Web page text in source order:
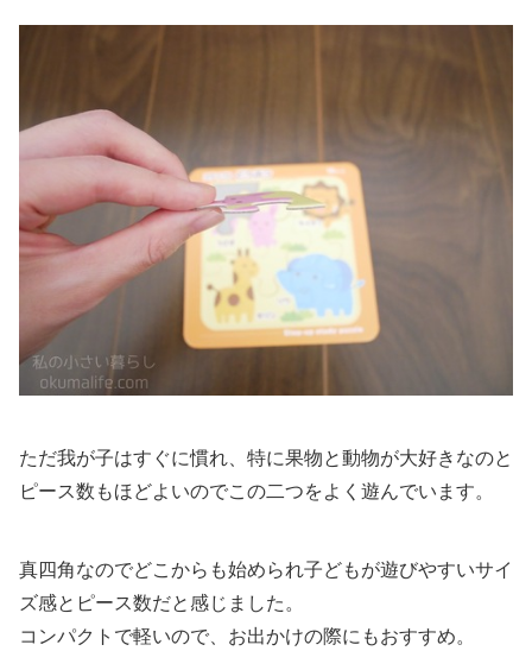
ただ我が子はすぐに慣れ、特に果物と動物が大好きなのと
ピース数もほどよいのでこの二つをよく遊んでいます。
真四角なのでどこからも始められ子どもが遊びやすいサイ
ズ感とピース数だと感じました。
コンパクトで軽いので、お出かけの際にもおすすめ。